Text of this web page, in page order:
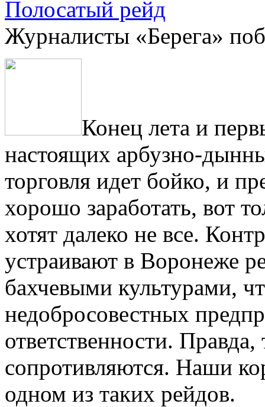
Полосатый рейд
Журналисты «Берега»
Конец лета и
настоящих арбузно-
торговля идет бойко, и
хорошо заработать, вот
хотят далеко не все.
устраивают в Воронеже
бахчевыми культурами,
недобросовестных
ответственности.
сопротивляются. Наши
одном из таких рейдов.